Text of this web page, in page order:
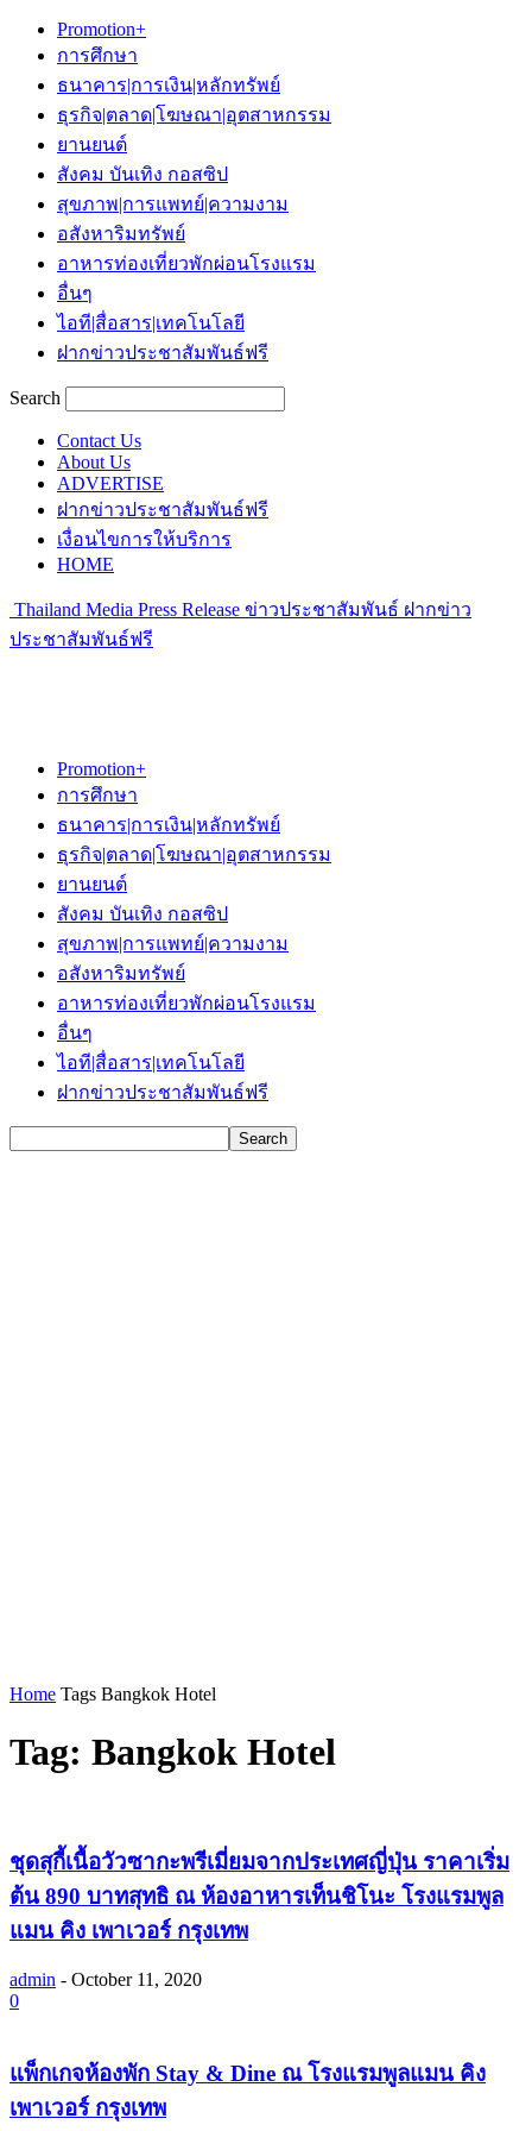
Promotion+
การศึกษา
ธนาคาร|การเงิน|หลักทรัพย์
ธุรกิจ|ตลาด|โฆษณา|อุตสาหกรรม
ยานยนต์
สังคม บันเทิง กอสซิป
สุขภาพ|การแพทย์|ความงาม
อสังหาริมทรัพย์
อาหารท่องเที่ยวพักผ่อนโรงแรม
อื่นๆ
ไอที|สื่อสาร|เทคโนโลยี
ฝากข่าวประชาสัมพันธ์ฟรี
Search
Contact Us
About Us
ADVERTISE
ฝากข่าวประชาสัมพันธ์ฟรี
เงื่อนไขการให้บริการ
HOME
Thailand Media Press Release ข่าวประชาสัมพันธ์ ฝากข่าว
ประชาสัมพันธ์ฟรี
Promotion+
การศึกษา
ธนาคาร|การเงิน|หลักทรัพย์
ธุรกิจ|ตลาด|โฆษณา|อุตสาหกรรม
ยานยนต์
สังคม บันเทิง กอสซิป
สุขภาพ|การแพทย์|ความงาม
อสังหาริมทรัพย์
อาหารท่องเที่ยวพักผ่อนโรงแรม
อื่นๆ
ไอที|สื่อสาร|เทคโนโลยี
ฝากข่าวประชาสัมพันธ์ฟรี
Home Tags Bangkok Hotel
Tag: Bangkok Hotel
ชุดสุกี้เนื้อวัวซากะพรีเมี่ยมจากประเทศญี่ปุ่น ราคาเริ่ม
ต้น 890 บาทสุทธิ ณ ห้องอาหารเท็นชิโนะ โรงแรมพูล
แมน คิง เพาเวอร์ กรุงเทพ
admin - October 11, 2020
0
แพ็กเกจห้องพัก Stay & Dine ณ โรงแรมพูลแมน คิง
เพาเวอร์ กรุงเทพ